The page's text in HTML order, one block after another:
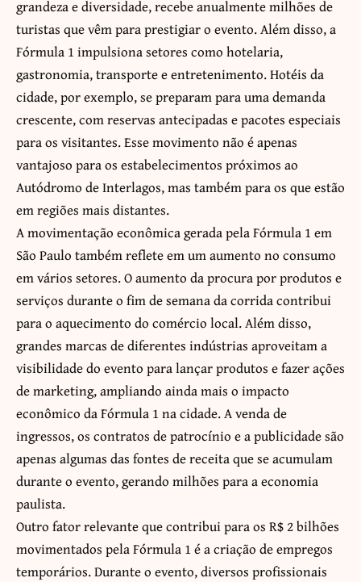
grandeza e diversidade, recebe anualmente milhões de
turistas que vêm para prestigiar o evento. Além disso, a
Fórmula 1 impulsiona setores como hotelaria,
gastronomia, transporte e entretenimento. Hotéis da
cidade, por exemplo, se preparam para uma demanda
crescente, com reservas antecipadas e pacotes especiais
para os visitantes. Esse movimento não é apenas
vantajoso para os estabelecimentos próximos ao
Autódromo de Interlagos, mas também para os que estão
em regiões mais distantes.
A movimentação econômica gerada pela Fórmula 1 em
São Paulo também reflete em um aumento no consumo
em vários setores. O aumento da procura por produtos e
serviços durante o fim de semana da corrida contribui
para o aquecimento do comércio local. Além disso,
grandes marcas de diferentes indústrias aproveitam a
visibilidade do evento para lançar produtos e fazer ações
de marketing, ampliando ainda mais o impacto
econômico da Fórmula 1 na cidade. A venda de
ingressos, os contratos de patrocínio e a publicidade são
apenas algumas das fontes de receita que se acumulam
durante o evento, gerando milhões para a economia
paulista.
Outro fator relevante que contribui para os R$ 2 bilhões
movimentados pela Fórmula 1 é a criação de empregos
temporários. Durante o evento, diversos profissionais